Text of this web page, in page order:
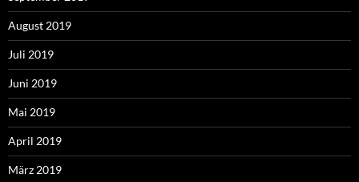
August 2019
Juli 2019
Juni 2019
Mai 2019
April 2019
März 2019